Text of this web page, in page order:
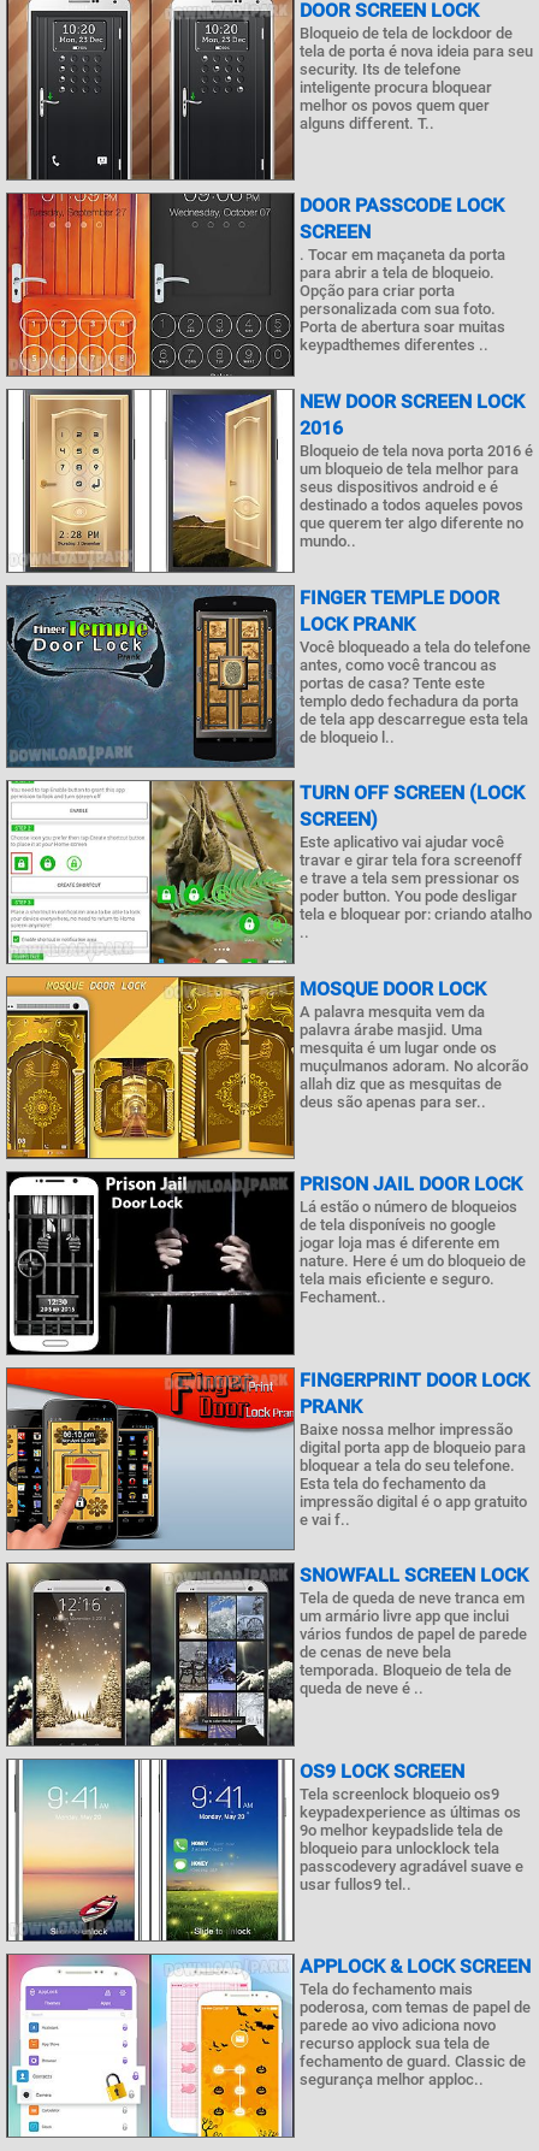
DOOR SCREEN LOCK
Bloqueio de tela de lockdoor de
tela de porta é nova ideia para seu
security. Its de telefone
inteligente procura bloquear
melhor os povos quem quer
alguns different. T..
DOOR PASSCODE LOCK
SCREEN
. Tocar em maçaneta da porta
para abrir a tela de bloqueio.
Opção para criar porta
personalizada com sua foto.
Porta de abertura soar muitas
keypadthemes diferentes ..
NEW DOOR SCREEN LOCK
2016
Bloqueio de tela nova porta 2016 é
um bloqueio de tela melhor para
seus dispositivos android e é
destinado a todos aqueles povos
que querem ter algo diferente no
mundo..
FINGER TEMPLE DOOR
LOCK PRANK
Você bloqueado a tela do telefone
antes, como você trancou as
portas de casa? Tente este
templo dedo fechadura da porta
de tela app descarregue esta tela
de bloqueio l..
TURN OFF SCREEN (LOCK
SCREEN)
Este aplicativo vai ajudar você
travar e girar tela fora screenoff
e trave a tela sem pressionar os
poder button. You pode desligar
tela e bloquear por: criando atalho
..
MOSQUE DOOR LOCK
A palavra mesquita vem da
palavra árabe masjid. Uma
mesquita é um lugar onde os
muçulmanos adoram. No alcorão
allah diz que as mesquitas de
deus são apenas para ser..
PRISON JAIL DOOR LOCK
Lá estão o número de bloqueios
de tela disponíveis no google
jogar loja mas é diferente em
nature. Here é um do bloqueio de
tela mais eficiente e seguro.
Fechament..
FINGERPRINT DOOR LOCK
PRANK
Baixe nossa melhor impressão
digital porta app de bloqueio para
bloquear a tela do seu telefone.
Esta tela do fechamento da
impressão digital é o app gratuito
e vai f..
SNOWFALL SCREEN LOCK
Tela de queda de neve tranca em
um armário livre app que inclui
vários fundos de papel de parede
de cenas de neve bela
temporada. Bloqueio de tela de
queda de neve é ..
OS9 LOCK SCREEN
Tela screenlock bloqueio os9
keypadexperience as últimas os
9o melhor keypadslide tela de
bloqueio para unlocklock tela
passcodevery agradável suave e
usar fullos9 tel..
APPLOCK & LOCK SCREEN
Tela do fechamento mais
poderosa, com temas de papel de
parede ao vivo adiciona novo
recurso applock sua tela de
fechamento de guard. Classic de
segurança melhor apploc..